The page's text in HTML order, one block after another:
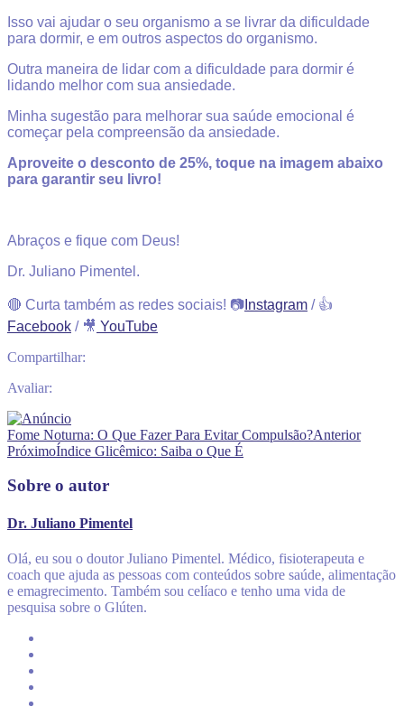
Isso vai ajudar o seu organismo a se livrar da dificuldade
para dormir, e em outros aspectos do organismo.
Outra maneira de lidar com a dificuldade para dormir é
lidando melhor com sua ansiedade.
Minha sugestão para melhorar sua saúde emocional é
começar pela compreensão da ansiedade.
Aproveite o desconto de 25%, toque na imagem abaixo
para garantir seu livro!
Abraços e fique com Deus!
Dr. Juliano Pimentel.
🔴 Curta também as redes sociais! 📷 Instagram / 👍
Facebook / 🎥 YouTube
Compartilhar:
Avaliar:
Fome Noturna: O Que Fazer Para Evitar Compulsão?Anterior
PróximoÍndice Glicêmico: Saiba o Que É
Sobre o autor
Dr. Juliano Pimentel
Olá, eu sou o doutor Juliano Pimentel. Médico, fisioterapeuta e
coach que ajuda as pessoas com conteúdos sobre saúde, alimentação
e emagrecimento. Também sou celíaco e tenho uma vida de
pesquisa sobre o Glúten.